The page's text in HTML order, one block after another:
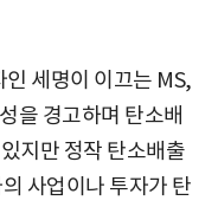
세명이 이끄는 MS,
을 경고하며 탄소배
지만 정작 탄소배출
사업이나 투자가 탄